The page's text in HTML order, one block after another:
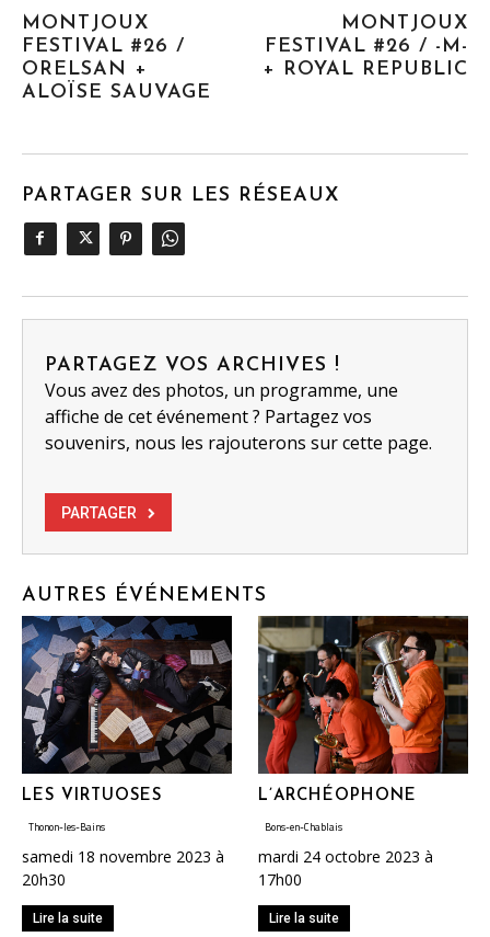
MONTJOUX
FESTIVAL #26 /
ORELSAN +
ALOÏSE SAUVAGE
MONTJOUX
FESTIVAL #26 / -M-
+ ROYAL REPUBLIC
PARTAGER SUR LES RÉSEAUX
PARTAGEZ VOS ARCHIVES !
Vous avez des photos, un programme, une
affiche de cet événement ? Partagez vos
souvenirs, nous les rajouterons sur cette page.
PARTAGER
AUTRES ÉVÉNEMENTS
LES VIRTUOSES
Thonon-les-Bains
samedi 18 novembre 2023 à
20h30
Lire la suite
L’ARCHÉOPHONE
Bons-en-Chablais
mardi 24 octobre 2023 à
17h00
Lire la suite